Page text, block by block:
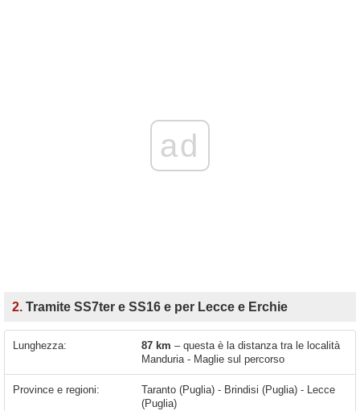
ad
2. Tramite SS7ter e SS16 e per Lecce e Erchie
Lunghezza: 87 km – questa è la distanza tra le località
Manduria - Maglie sul percorso
Province e regioni:
Taranto (Puglia) - Brindisi (Puglia) - Lecce
(Puglia)